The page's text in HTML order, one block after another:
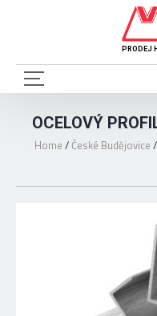
PRODEJ
OCELOVÝ
Home / České Budějovice /